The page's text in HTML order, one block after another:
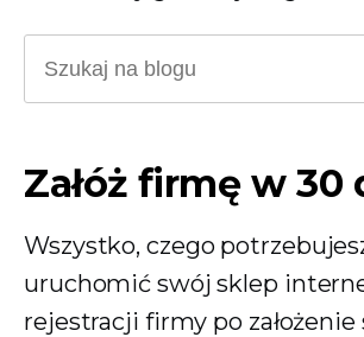
Załóż firmę w 30
Wszystko, czego
uruchomić swój sklep
rejestracji firmy po